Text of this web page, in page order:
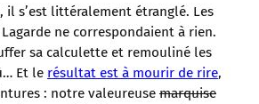
il s’est littéralement étranglé. Les
ne correspondaient à rien.
sa calculette et remouliné les
Et le résultat est à mourir de rire,
: notre valeureuse marquise